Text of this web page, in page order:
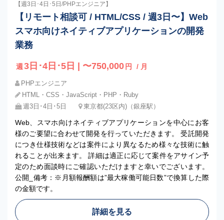
【週3日･4日･5日/PHPエンジニア】
【リモート相談可 / HTML/CSS / 週3日〜】Web
スマホ向けネイティブアプリケーションの開発
業務
週 3日･4日･5日 | 〜750,000 円 / 月
PHPエンジニア
HTML・CSS・JavaScript・PHP・Ruby
週3日･4日･5日
東京都(23区内)（銀座駅）
Web、スマホ向けネイティブアプリケーションを中心にお客
様のご要望に合わせて開発を行っていただきます。 受託開発
につき仕様技術などは案件により異なるため様々な技術に触
れることが出来ます。 詳細は適正に応じて案件をアサイン予
定のため面談時にご確認いただけますと幸いでございます。
公開_備考：※月額報酬額は”最大稼働可能日数”で換算した際
の金額です。
詳細を見る